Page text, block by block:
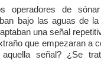
operadores de
bajo las aguas de
una señal
que empezaran a
señal? ¿Se